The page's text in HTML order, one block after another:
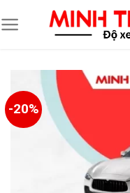
to
-20%